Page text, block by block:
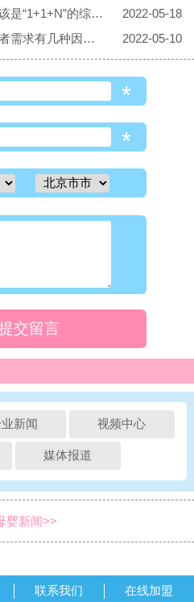
母婴生活馆的发展趋势应该是“1+1+N”的综合体
2022-05-18
新零售下影响母婴店消费者需求有几种因素？
2022-05-10
*
*
交留言
新闻 视频中心
媒体报道
婴新闻>>
联系我们 在线加盟